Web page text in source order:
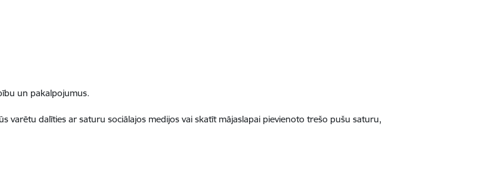
un pakalpojumus.
varētu dalīties ar saturu sociālajos medijos vai skatīt mājaslapai pievienoto trešo pušu saturu,